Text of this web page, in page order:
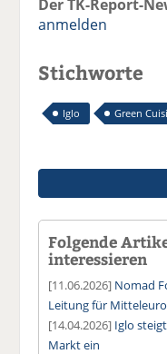
Der TK-Report-
anmelden
Stichworte
Iglo Green
Folgende
interessieren
[11.06.2026] Nomad
Leitung für
[14.04.2026] Iglo
Markt ein